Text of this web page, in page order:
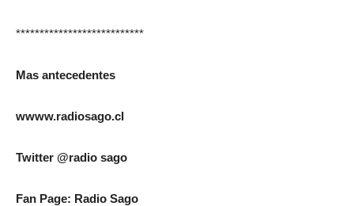
***************************
Mas antecedentes
wwww.radiosago.cl
Twitter @radio sago
Fan Page: Radio Sago